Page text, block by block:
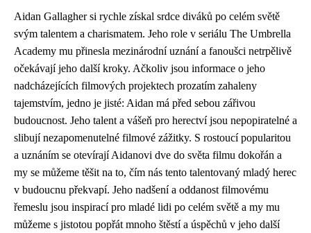
Aidan Gallagher si rychle získal srdce diváků po celém světě
svým talentem a charismatem. Jeho role v seriálu The Umbrella
Academy mu přinesla mezinárodní uznání a fanoušci netrpělivě
očekávají jeho další kroky. Ačkoliv jsou informace o jeho
nadcházejících filmových projektech prozatím zahaleny
tajemstvím, jedno je jisté: Aidan má před sebou zářivou
budoucnost. Jeho talent a vášeň pro herectví jsou nepopiratelné a
slibují nezapomenutelné filmové zážitky. S rostoucí popularitou
a uznáním se otevírají Aidanovi dve do světa filmu dokořán a
my se můžeme těšit na to, čím nás tento talentovaný mladý herec
v budoucnu překvapí. Jeho nadšení a oddanost filmovému
řemeslu jsou inspirací pro mladé lidi po celém světě a my mu
můžeme s jistotou popřát mnoho štěstí a úspěchů v jeho další